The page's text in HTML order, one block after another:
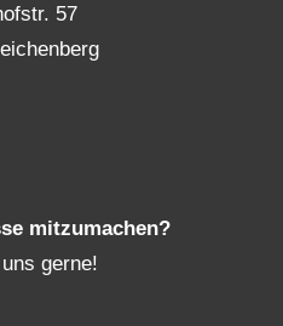
57
mitzumachen?
gerne!